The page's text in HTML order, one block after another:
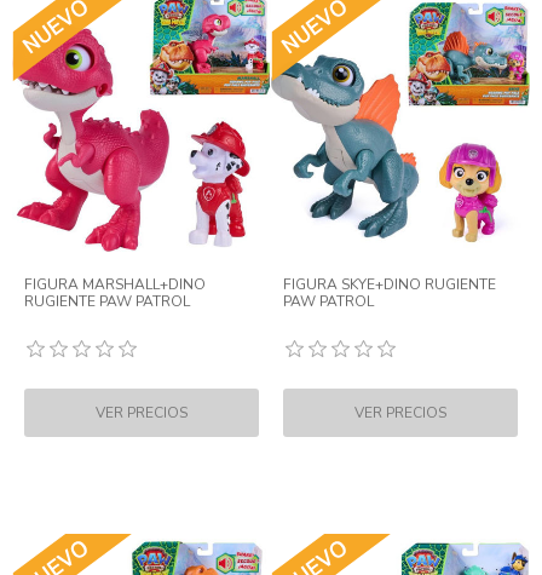
FIGURA MARSHALL+DINO
RUGIENTE PAW PATROL
FIGURA SKYE+DINO RUGIENTE
PAW PATROL